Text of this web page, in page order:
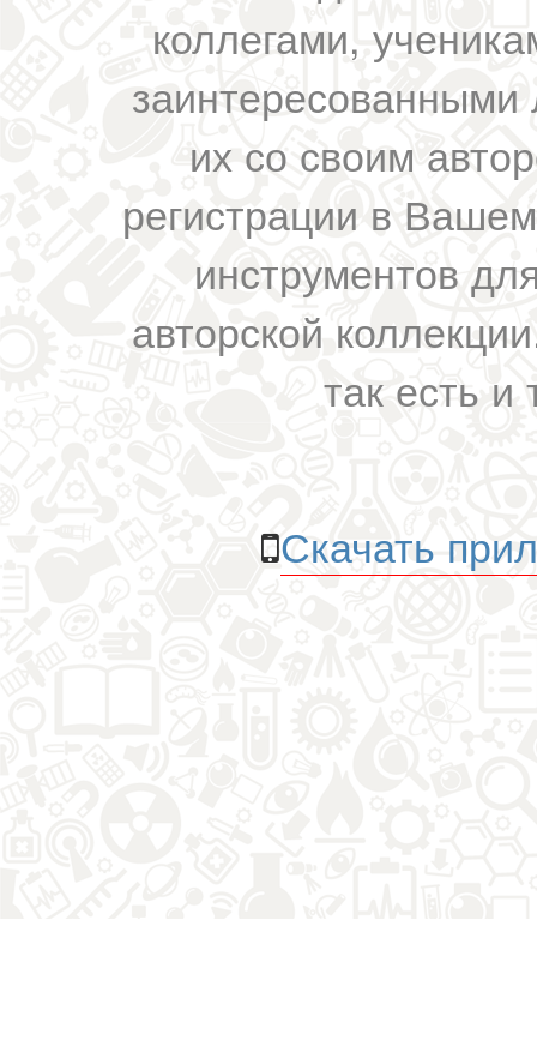
коллегами,
их со своим
регистрации в
инструментов
авторской
так есть и
Скачать